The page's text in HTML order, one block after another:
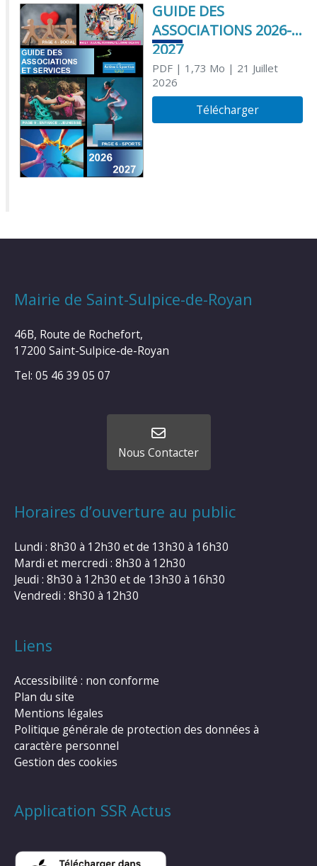
GUIDE DES
ASSOCIATIONS 2026-
2027
PDF| 1,73 Mo | 21 Juillet
2026
Télécharger
Mairie de Saint-Sulpice-de-Royan
46B, Route de Rochefort,
17200 Saint-Sulpice-de-Royan
Tel: 05 46 39 05 07
Nous Contacter
Horaires d’ouverture au public
Lundi : 8h30 à 12h30 et de 13h30 à 16h30
Mardi et mercredi : 8h30 à 12h30
Jeudi : 8h30 à 12h30 et de 13h30 à 16h30
Vendredi : 8h30 à 12h30
Liens
Accessibilité : non conforme
Plan du site
Mentions légales
Politique générale de protection des données à
caractère personnel
Gestion des cookies
Application SSR Actus